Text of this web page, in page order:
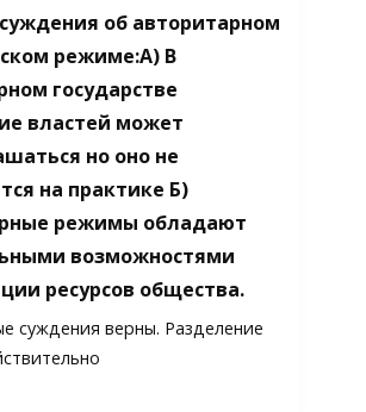
об авторитарном
режиме:А) В
государстве
властей может
но оно не
на практике Б)
режимы обладают
возможностями
ресурсов общества.
суждения верны. Разделение